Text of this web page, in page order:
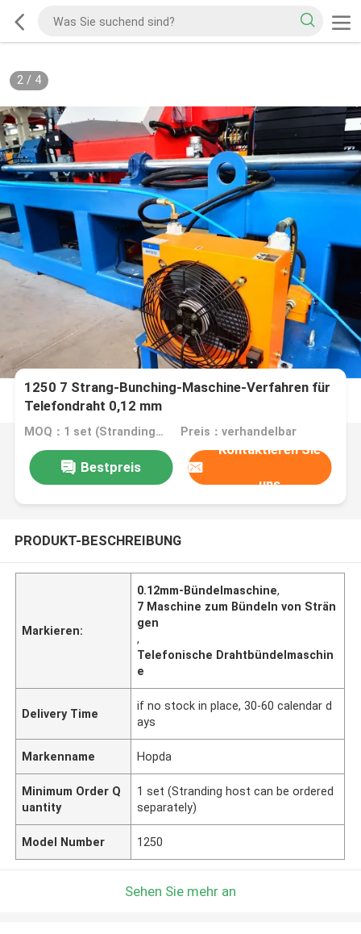
2/ 4
1250 7 Strang-Bunching-Maschine-Verfahren für
Telefondraht 0,12 mm
MOQ：1 set (Stranding host can be ordered separately) Preis：verhandelbar
Bestpreis
Kontaktieren Sie
uns
PRODUKT-BESCHREIBUNG
Markieren:
0.12mm-Bündelmaschine,
7 Maschine zum Bündeln von Strän
gen
,
Telefonische Drahtbündelmaschin
e
Delivery Time
if no stock in place, 30-60 calendar d
ays
Markenname Hopda
Minimum Order Q
uantity
1 set (Stranding host can be ordered
separately)
Model Number 1250
Sehen Sie mehr an